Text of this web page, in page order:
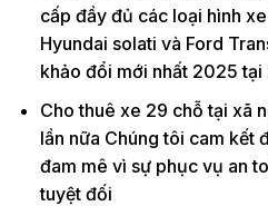
cấp đầy đủ các loại hình
Hyundai solati và Ford
khảo đổi mới nhất 2025 tại
Cho thuê xe 29 chỗ tại xã
lần nữa Chúng tôi cam kết
đam mê vì sự phục vụ an
tuyệt đối